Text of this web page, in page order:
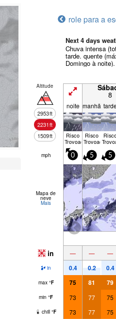
role para a
Next 4 days
Chuva intensa
tarde. quente
Domingo à
Altitude
2953ft
2231ft
1509ft
8
noite manhã
Risco
Trovoada
Risco
Trovoada
mph 0 5 5
Mapa de
neve
Mais
in — — —
in 0.4 0.2 0.4
max °F 75 81 79
min °F 73 77 75
chill °F 73 77 75